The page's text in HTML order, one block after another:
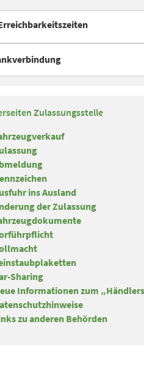
Zulassungsstelle
ins Ausland
der Zulassung
Sharing
Informationen zum
zu anderen Behörden